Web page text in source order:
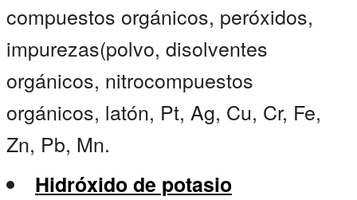
compuestos orgánicos, peróxidos,
impurezas(polvo, disolventes
orgánicos, nitrocompuestos
orgánicos, latón, Pt, Ag, Cu, Cr, Fe,
Zn, Pb, Mn.
Hidróxido de potasio